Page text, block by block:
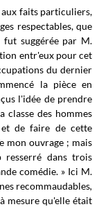
aux faits particuliers,
respectables, que
suggérée par M.
entr'eux pour cet
du dernier
la pièce en
l'idée de prendre
classe des hommes
de faire de cette
mon ouvrage ; mais
resserré dans trois
comédie. » Ici M.
recommaudables,
mesure qu'elle était